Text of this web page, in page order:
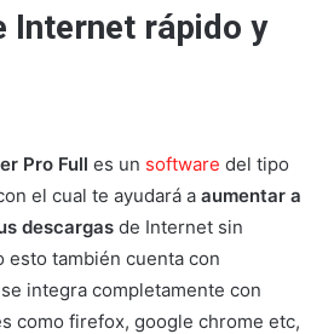
Internet rápido y
Pro Full es un software del tipo
el cual te ayudará a aumentar a
descargas de Internet sin
también cuenta con
integra completamente con
como firefox, google chrome etc,